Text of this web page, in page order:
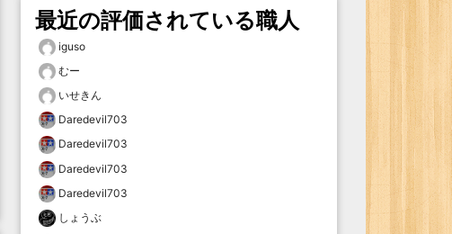
最近の評価されている職人
iguso
むー
いせきん
Daredevil703
Daredevil703
Daredevil703
Daredevil703
しょうぶ